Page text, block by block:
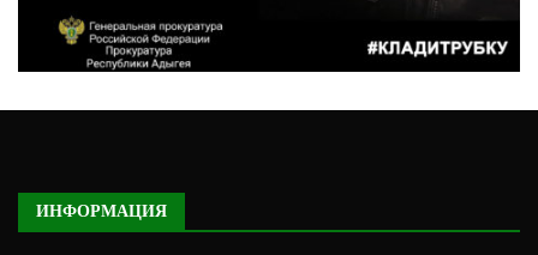
ИНФОРМАЦИЯ